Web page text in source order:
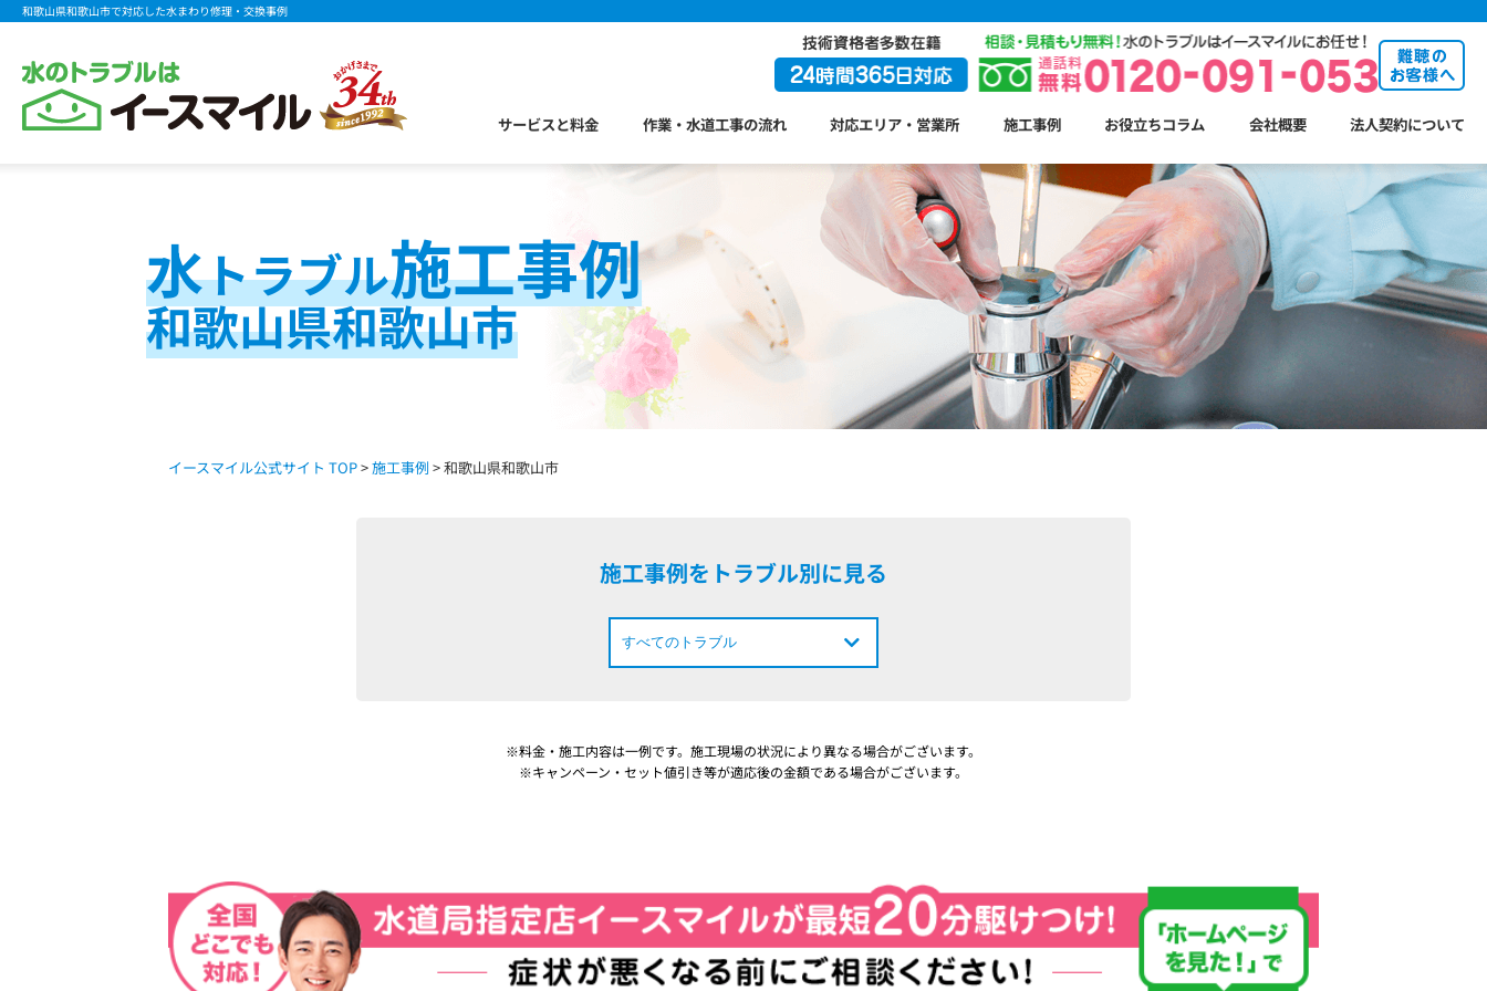
和歌山県和歌山市で対応した水まわり修理・交換事例
サービスと料金 作業・水道工事の流れ 対応エリア・営業所 施工事例 お役立ちコラム 会社概要 法人契約について
水トラブル施工事例
和歌山県和歌山市
イースマイル公式サイト TOP>施工事例 > 和歌山県和歌山市
施工事例をトラブル別に見る
※料金・施工内容は一例です。施工現場の状況により異なる場合がございます。
※キャンペーン・セット値引き等が適応後の金額である場合がございます。